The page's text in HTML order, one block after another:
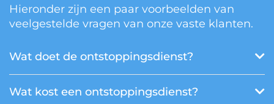
Hieronder zijn een paar voorbeelden van
veelgestelde vragen van onze vaste klanten.
Wat doet de ontstoppingsdienst?
Wat kost een ontstoppingsdienst?